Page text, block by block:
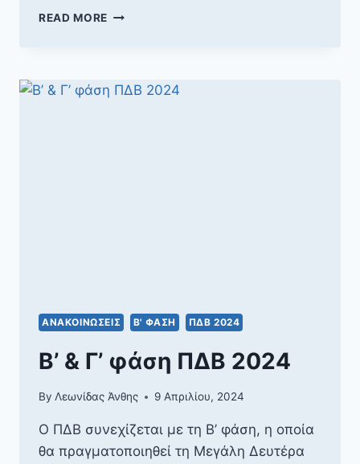
READ MORE Β’
ΑΝΑΚΟΙΝΏΣΕΙΣ Β' ΦΆΣΗ ΠΔΒ 2024
Β’ & Γ’ φάση ΠΔΒ 2024
By Λεωνίδας Άνθης 9 Απριλίου, 2024
Ο ΠΔΒ συνεχίζεται με τη Β’ φάση, η οποία
θα πραγματοποιηθεί τη Μεγάλη Δευτέρα